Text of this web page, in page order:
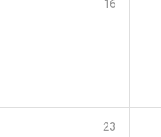
16
23